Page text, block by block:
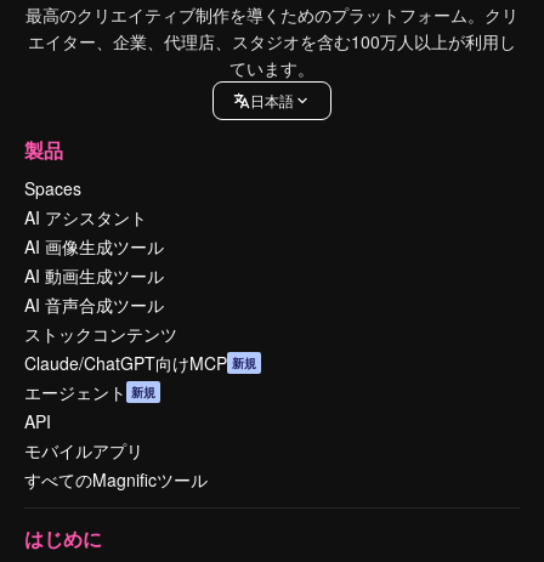
最高のクリエイティブ制作を導くためのプラットフォーム。クリ
エイター、企業、代理店、スタジオを含む100万人以上が利用し
ています。
日本語
製品
Spaces
AI アシスタント
AI 画像生成ツール
AI 動画生成ツール
AI 音声合成ツール
ストックコンテンツ
Claude/ChatGPT向けMCP 新規
エージェント 新規
API
モバイルアプリ
すべてのMagnificツール
はじめに